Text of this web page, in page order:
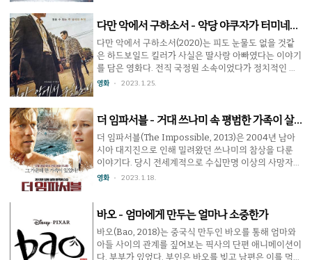
의 분위기로 시작하는 이 작품은 군더더기없이 깔끔하게
만들어져 사건의 발생과 해결까지 무난하게 마무리한다.
본편이 끝나고 제작사의 홍보를 위해서인지 만드는 과정
이 조금 나오는데, 사람의 움직임을 직접 찍은 모션 캡쳐
를 활용하여 더 자연스러운 장면을 만들어 낸 듯 하다. 참
고로 제목의 그럼프(grump)는 투덜대는 불평쟁이를 말
다만 악에서 구하소서 - 악당 야쿠자가 터미네이
터
다만 악에서 구하소서(2020)는 피도 눈물도 없을 것같
은 하드보일드 킬러가 사실은 딸사랑 아빠였다는 이야기
를 담은 영화다. 전직 국정원 소속이었다가 정치적인 이
유로 버림받아 일본에서 청부살인으로 돈을 모으던 인남
을 찾아 태국으로 떠나는데 한편에서는 인남에 의해 살
해된 형의 복수를 위해 제일교포 야쿠자인 레이가 인남
을 쫓는다. 작품의 초반은 군더더기 없이 매우 빠르게 진
행되는데 액션이 잔인하지만 질질 끌지 않는 면이 매력
적이다. 아빠 인남 역의 황정민이나 인남을 쫓는 레이 역
의 이정재 모두 연기력에서는 검증받았고 태국에서 인남
영화 2023. 1. 25.
더 임파서블 - 거대 쓰나미 속 평범한 가족이 살
아남으려면
더 임파서블(The Impossible, 2013)은 2004년 남아
시아 대지진으로 인해 밀려왔던 쓰나미의 참상을 다룬
이야기다. 당시 전세계적으로 수십만명 이상의 사망자가
나왔는데 우리에게는 많이 놀러갔던 태국의 피해가 많이
세 아들을 중심으로 펼쳐진다. 마리아와 헨리 부부는 세
아들과 함께 크리스마스를 맞아 태국의 카오 락으로 휴
가온지 이틀 후인 12월 26일, 준비할 틈도 없이 쓰나미가
이들을 덮친다. 모든 것이 엉망이 된 아비규환의 상황 속
영화 2023. 1. 18.
바오 - 엄마에게 만두는 얼마나 소중한가
바오(Bao, 2018)는 중국식 만두인 바오를 통해 엄마와
아들 사이의 관계를 짚어보는 픽사의 단편 애니메이션이
다. 부부가 있었다. 부인은 바오를 빚고 남편은 이를 먹고